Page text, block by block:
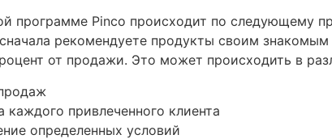
программе Pinco происходит по следующему
рекомендуете продукты своим
от продажи. Это может происходить в
каждого привлеченного клиента
определенных условий